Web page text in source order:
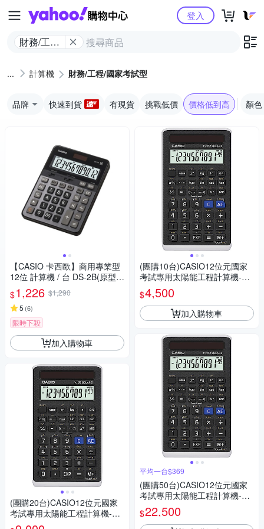
Yahoo購物中心
財務/工程/
型
登入
計算機 財務/工程/國家考試型
品牌 快速到貨 有現貨 挑戰低價 價格低到高 顏色
【CASIO 卡西歐】商用專業型
12位 計算機 / 台 DS-2B(原型號
DS-2TS)
$1,226 $1,290
5 (6)
限時下殺
加入購物車
(團購20台)CASIO12位元國家
考試專用太陽能工程計算機-FX
-82SOLARII
(團購10台)CASIO12位元國家
考試專用太陽能工程計算機-FX
-82SOLARII
$4,500
加入購物車
平均一台$369
(團購50台)CASIO12位元國家
考試專用太陽能工程計算機-FX
-82SOLARII
$22,500